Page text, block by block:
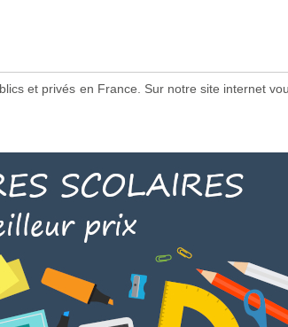
et privés en France. Sur notre site internet